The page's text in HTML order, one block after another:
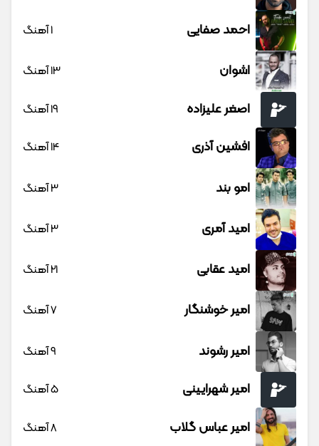
احمد صفایی 1 آهنگ
اشوان 13 آهنگ
اصغر علیزاده 19 آهنگ
افشین آذری 14 آهنگ
امو بند 3 آهنگ
امید آمری 3 آهنگ
امید عقابی 21 آهنگ
امیر خوشنگار 7 آهنگ
امیر رشوند 9 آهنگ
امیر شهرایینی 5 آهنگ
امیر عباس گلاب 8 آهنگ